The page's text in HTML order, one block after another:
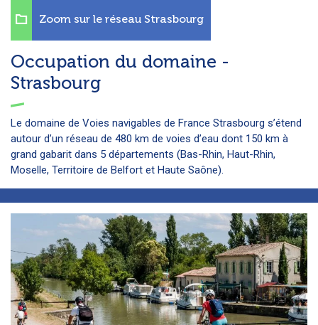
Occupation du domaine -
Strasbourg
Le domaine de Voies navigables de France Strasbourg s’étend
autour d’un réseau de 480 km de voies d’eau dont 150 km à
grand gabarit dans 5 départements (Bas-Rhin, Haut-Rhin,
Moselle, Territoire de Belfort et Haute Saône).
Zoom sur le réseau Strasbourg